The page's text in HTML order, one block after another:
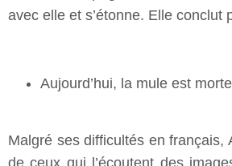
avec elle et s’étonne. Elle
Aujourd’hui, la mule est
Malgré ses difficultés en français,
de ceux qui l’écoutent des